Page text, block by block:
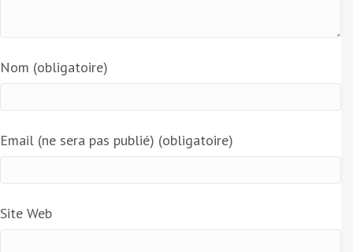
Nom (obligatoire)
Email (ne sera pas publié) (obligatoire)
Site Web